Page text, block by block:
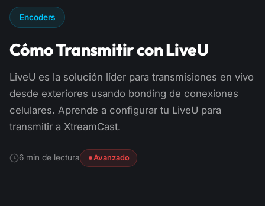
Encoders
Cómo Transmitir con LiveU
LiveU es la solución líder para transmisiones en vivo
desde exteriores usando bonding de conexiones
celulares. Aprende a configurar tu LiveU para
transmitir a XtreamCast.
6 min de lectura Avanzado